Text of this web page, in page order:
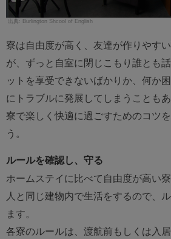
Burlington Shcool of English
寮は自由度が高く、友達が作りやす
が、ずっと自室に閉じこもり誰とも
ットを享受できないばかりか、何か
にトラブルに発展してしまうこともあ
寮で楽しく快適に過ごすためのコツ
う。
ルールを確認し、守る
ホームステイに比べて自由度が高い
人と同じ建物内で生活をするので、
ます。
各寮のルールは、渡航前もしくは入